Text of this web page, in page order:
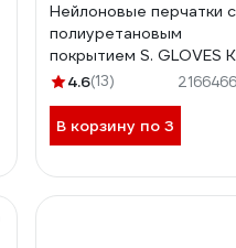
Нейлоновые перчатки с
полиуретановым
покрытием S. GLOVES
белые, размер 06
4.6(13)
В корзину по 3